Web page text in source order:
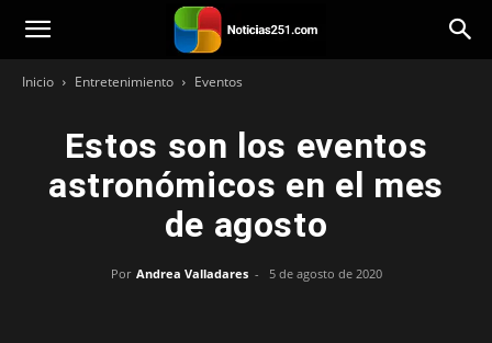
Noticias251
Inicio Entretenimiento Eventos
Estos son los eventos
astronómicos en el mes
de agosto
Por Andrea Valladares - 5 de agosto de 2020